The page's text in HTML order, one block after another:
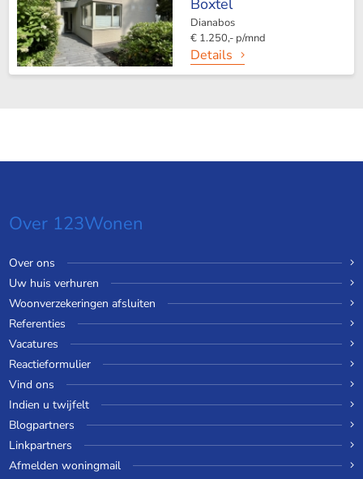
Boxtel
Dianabos
€ 1.250,- p/mnd
Details
Over 123Wonen
Over ons
Uw huis verhuren
Woonverzekeringen afsluiten
Referenties
Vacatures
Reactieformulier
Vind ons
Indien u twijfelt
Blogpartners
Linkpartners
Afmelden woningmail